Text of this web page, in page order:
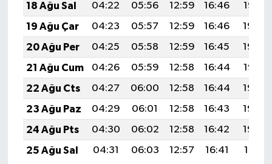
18 Ağu Sal
04:22 05:56 12:59 16:46
19:52
19 Ağu Çar
04:23 05:57 12:59 16:46
19:50
20 Ağu Per
04:25 05:58 12:59 16:45
19:49
21 Ağu Cum
04:26 05:59 12:58 16:44
19:47
22 Ağu Cts
04:27 06:00 12:58 16:44
19:46
23 Ağu Paz
04:29 06:01 12:58 16:43
19:44
24 Ağu Pts
04:30 06:02 12:58 16:42
19:43
25 Ağu Sal
04:31 06:03 12:57 16:41 19:41